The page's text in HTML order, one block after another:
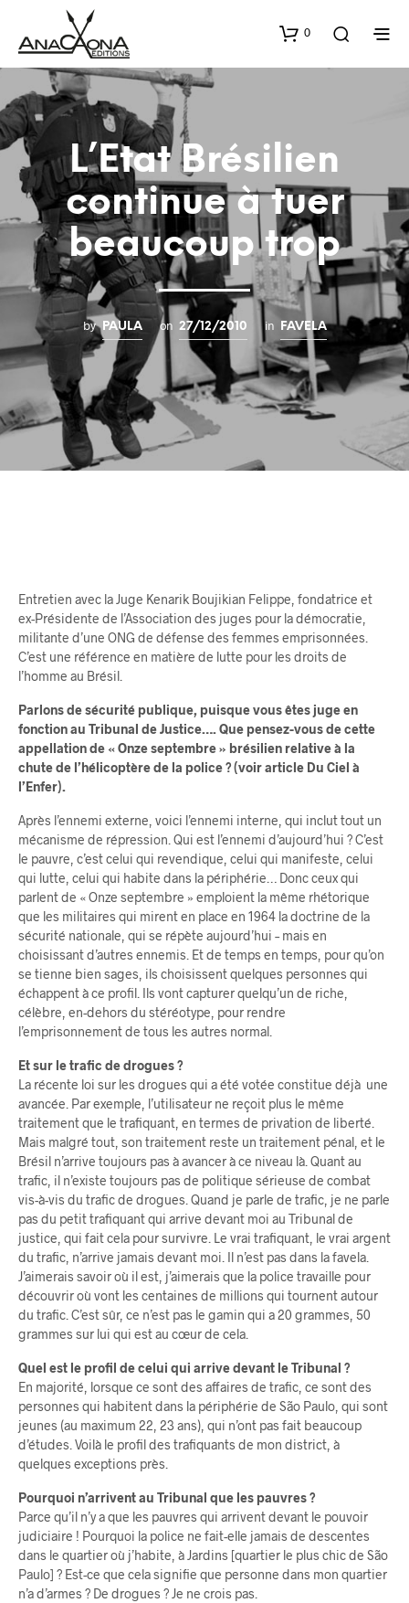
0
L’Etat Brésilien
continue à tuer
beaucoup trop
by PAULA on 27/12/2010 in FAVELA
Entretien avec la Juge Kenarik Boujikian Felippe, fondatrice et
ex-Présidente de l’Association des juges pour la démocratie,
militante d’une ONG de défense des femmes emprisonnées.
C’est une référence en matière de lutte pour les droits de
l’homme au Brésil.
Parlons de sécurité publique, puisque vous êtes juge en
fonction au Tribunal de Justice…. Que pensez-vous de cette
appellation de « Onze septembre » brésilien relative à la
chute de l’hélicoptère de la police ? (voir article Du Ciel à
l’Enfer).
Après l’ennemi externe, voici l’ennemi interne, qui inclut tout un
mécanisme de répression. Qui est l’ennemi d’aujourd’hui ? C’est
le pauvre, c’est celui qui revendique, celui qui manifeste, celui
qui lutte, celui qui habite dans la périphérie… Donc ceux qui
parlent de « Onze septembre » emploient la même rhétorique
que les militaires qui mirent en place en 1964 la doctrine de la
sécurité nationale, qui se répète aujourd’hui – mais en
choisissant d’autres ennemis. Et de temps en temps, pour qu’on
se tienne bien sages, ils choisissent quelques personnes qui
échappent à ce profil. Ils vont capturer quelqu’un de riche,
célèbre, en-dehors du stéréotype, pour rendre
l’emprisonnement de tous les autres normal.
Et sur le trafic de drogues ?
La récente loi sur les drogues qui a été votée constitue déjà une
avancée. Par exemple, l’utilisateur ne reçoit plus le même
traitement que le trafiquant, en termes de privation de liberté.
Mais malgré tout, son traitement reste un traitement pénal, et le
Brésil n’arrive toujours pas à avancer à ce niveau là. Quant au
trafic, il n’existe toujours pas de politique sérieuse de combat
vis-à-vis du trafic de drogues. Quand je parle de trafic, je ne parle
pas du petit trafiquant qui arrive devant moi au Tribunal de
justice, qui fait cela pour survivre. Le vrai trafiquant, le vrai argent
du trafic, n’arrive jamais devant moi. Il n’est pas dans la favela.
J’aimerais savoir où il est, j’aimerais que la police travaille pour
découvrir où vont les centaines de millions qui tournent autour
du trafic. C’est sûr, ce n’est pas le gamin qui a 20 grammes, 50
grammes sur lui qui est au cœur de cela.
Quel est le profil de celui qui arrive devant le Tribunal ?
En majorité, lorsque ce sont des affaires de trafic, ce sont des
personnes qui habitent dans la périphérie de São Paulo, qui sont
jeunes (au maximum 22, 23 ans), qui n’ont pas fait beaucoup
d’études. Voilà le profil des trafiquants de mon district, à
quelques exceptions près.
Pourquoi n’arrivent au Tribunal que les pauvres ?
Parce qu’il n’y a que les pauvres qui arrivent devant le pouvoir
judiciaire ! Pourquoi la police ne fait-elle jamais de descentes
dans le quartier où j’habite, à Jardins [quartier le plus chic de São
Paulo] ? Est-ce que cela signifie que personne dans mon quartier
n’a d’armes ? De drogues ? Je ne crois pas.